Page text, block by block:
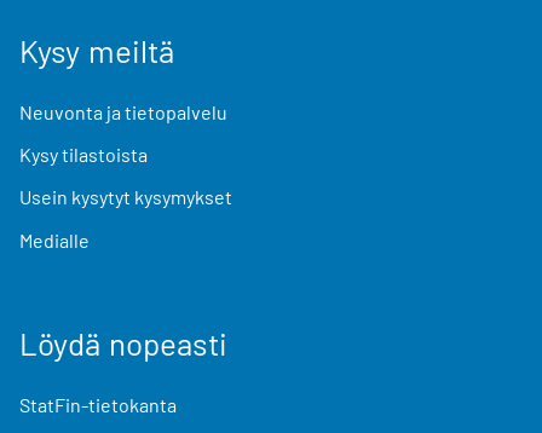
Kysy meiltä
Neuvonta ja tietopalvelu
Kysy tilastoista
Usein kysytyt kysymykset
Medialle
Löydä nopeasti
StatFin-tietokanta